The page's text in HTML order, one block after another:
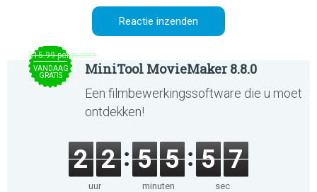
$15.99 per month
VANDAAG
GRATIS
MiniTool MovieMaker 8.8.0
Een filmbewerkingssoftware die u moet
ontdekken!
2 2
uur
5 5
minuten
5 7
sec